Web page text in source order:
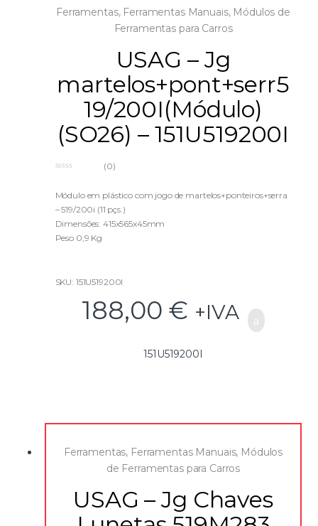
Ferramentas, Ferramentas Manuais, Módulos de
Ferramentas para Carros
USAG – Jg
martelos+pont+serr5
19/200I(Módulo)
(SO26) – 151U519200I
u
o
f
5
(0)
Módulo em plástico com jogo de martelos+ponteiros+serra
– 519/200i (11 pçs.)
Dimensões: 415x565x45mm
Peso 0,9 Kg
SKU: 151U519200I
188,00 € +IVA
151U519200I
Ferramentas, Ferramentas Manuais, Módulos
de Ferramentas para Carros
USAG – Jg Chaves